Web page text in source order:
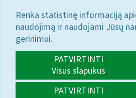
Renka statistinę informaciją
naudojimą ir naudojami Jūsų
gerinimui.
PATVIRTINTI
Visus slapukus
PATVIRTINTI